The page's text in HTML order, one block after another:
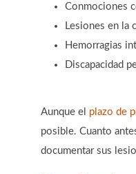
Conmociones
Lesiones en la
Hemorragias
Discapacidad
Aunque el plazo de
posible. Cuanto
documentar sus